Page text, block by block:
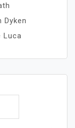
Dyken
Luca